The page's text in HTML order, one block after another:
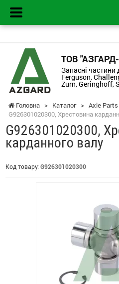
ТОВ
Запасні частини
Ferguson,
Zurn, Geringhoff,
Головна > Каталог > Axle Parts
G926301020300, Хрестовина
G926301020300,
карданного валу
Код товару: G926301020300